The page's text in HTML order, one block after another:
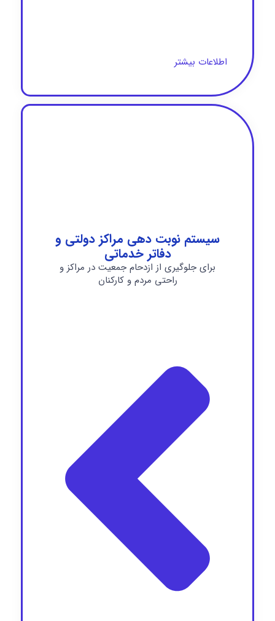
اطلاعات بیشتر
سیستم نوبت دهی مراکز دولتی و
دفاتر خدماتی
برای جلوگیری از ازدحام جمعیت در مراکز و
راحتی مردم و کارکنان